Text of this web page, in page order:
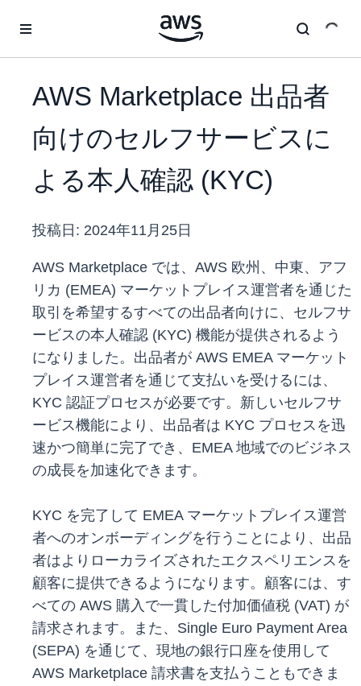
AWS Marketplace 出品者
向けのセルフサービスに
よる本人確認 (KYC)
投稿日: 2024年11月25日
AWS Marketplace では、AWS 欧州、中東、アフ
リカ (EMEA) マーケットプレイス運営者を通じた
取引を希望するすべての出品者向けに、セルフサ
ービスの本人確認 (KYC) 機能が提供されるよう
になりました。出品者が AWS EMEA マーケット
プレイス運営者を通じて支払いを受けるには、
KYC 認証プロセスが必要です。新しいセルフサ
ービス機能により、出品者は KYC プロセスを迅
速かつ簡単に完了でき、EMEA 地域でのビジネス
の成長を加速化できます。
KYC を完了して EMEA マーケットプレイス運営
者へのオンボーディングを行うことにより、出品
者はよりローカライズされたエクスペリエンスを
顧客に提供できるようになります。顧客には、す
べての AWS 購入で一貫した付加価値税 (VAT) が
請求されます。また、Single Euro Payment Area
(SEPA) を通じて、現地の銀行口座を使用して
AWS Marketplace 請求書を支払うこともできま